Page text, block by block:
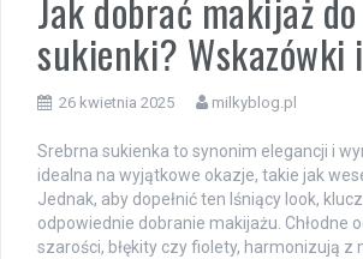
sukienki? Wskazówki
26 kwietnia 2025 milkyblog.pl
Srebrna sukienka to synonim elegancji i
idealna na wyjątkowe okazje, takie jak
Jednak, aby dopełnić ten lśniący look,
odpowiednie dobranie makijażu. Chłodne
szarości, błękity czy fiolety, harmonizują z